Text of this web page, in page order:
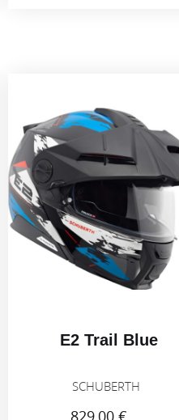
E2 Trail Blue
SCHUBERTH
829,00 €